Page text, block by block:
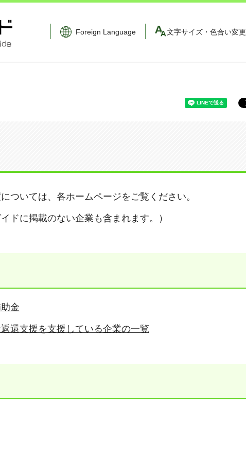
Foreign Language 文字サイズ・色合い変更
ついては、各ホームページをご覧ください。
ドに掲載のない企業も含まれます。）
金
還支援を支援している企業の一覧